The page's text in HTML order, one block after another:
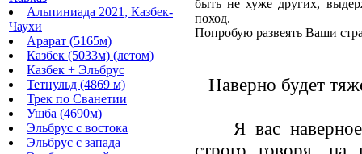
Альпиниада 2021, Казбек-
Чаухи
Арарат (5165м)
Казбек (5033м) (летом)
Казбек + Эльбрус
Тетнульд (4869 м)
Трек по Сванетии
Ушба (4690м)
Эльбрус с востока
Эльбрус с запада
быть не хуже других,
поход.
Попробую развеять Ваши
Наверно будет
Я вас